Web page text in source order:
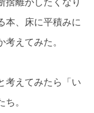
捨離がしたくなり
本、床に平積みに
えてみた。
考えてみたら「い
。